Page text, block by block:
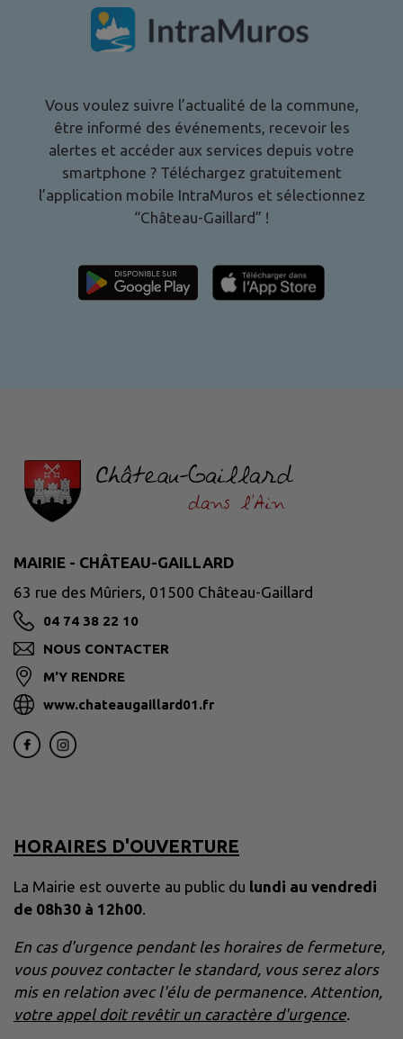
Vous voulez suivre l’actualité de la commune,
être informé des événements, recevoir les
alertes et accéder aux services depuis votre
smartphone ? Téléchargez gratuitement
l’application mobile IntraMuros et sélectionnez
“Château-Gaillard” !
MAIRIE - CHÂTEAU-GAILLARD
63 rue des Mûriers, 01500 Château-Gaillard
04 74 38 22 10
NOUS CONTACTER
M'Y RENDRE
www.chateaugaillard01.fr
HORAIRES D'OUVERTURE
La Mairie est ouverte au public du lundi au vendredi
de 08h30 à 12h00.
En cas d'urgence pendant les horaires de fermeture,
vous pouvez contacter le standard, vous serez alors
mis en relation avec l'élu de permanence. Attention,
votre appel doit revêtir un caractère d'urgence.